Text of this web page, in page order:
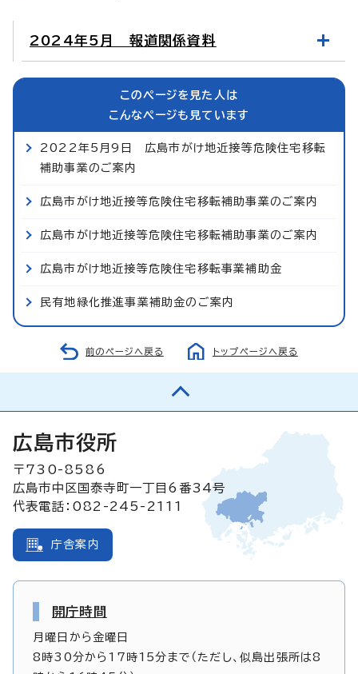
2024年5月 報道関係資料
このページを見た人は
こんなページも見ています
2022年5月9日 広島市がけ地近接等危険住宅移転
補助事業のご案内
広島市がけ地近接等危険住宅移転補助事業のご案内
広島市がけ地近接等危険住宅移転補助事業のご案内
広島市がけ地近接等危険住宅移転事業補助金
民有地緑化推進事業補助金のご案内
前のページへ戻る トップページへ戻る
広島市役所
〒730-8586
広島市中区国泰寺町一丁目6番34号
代表電話：082-245-2111
庁舎案内
開庁時間
月曜日から金曜日
8時30分から17時15分まで（ただし、似島出張所は8